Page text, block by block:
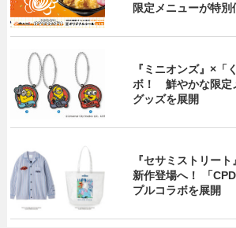
限定メニューが特別
『ミニオンズ』×「
ボ！ 鮮やかな限定
グッズを展開
『セサミストリー
新作登場へ！ 「
プルコラボを展開